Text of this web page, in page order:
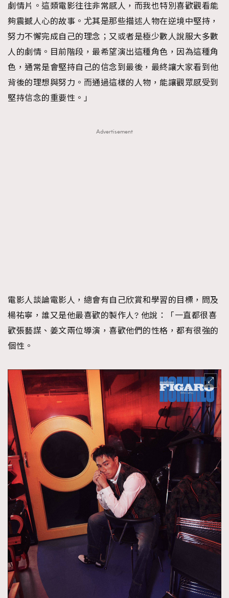
TRENDING
劇情片。這類電影往往非常感人，而我也特別喜歡觀看能
夠震撼人心的故事。尤其是那些描述人物在逆境中堅持，
努力不懈完成自己的理念；又或者是極少數人說服大多數
人的劇情。目前階段，最希望演出這種角色，因為這種角
色，通常是會堅持自己的信念到最後，最終讓大家看到他
背後的理想與努力。而通過這樣的人物，能讓觀眾感受到
堅持信念的重要性。」
Advertisement
電影人談論電影人，總會有自己欣賞和學習的目標，問及
楊祐寧，誰又是他最喜歡的製作人? 他說：「一直都很喜
歡張藝謀、姜文兩位導演，喜歡他們的性格，都有很強的
個性。